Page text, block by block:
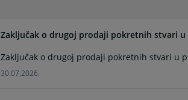
Zaključak o drugoj prodaji pokretnih stvari u
Zaključak o drugoj prodaji pokretnih stvari u
30.07.2026.